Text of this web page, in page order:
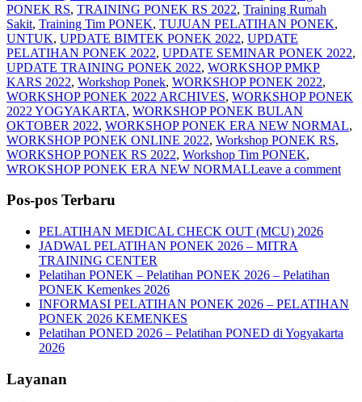
PONEK RS, TRAINING PONEK RS 2022, Training Rumah
Sakit, Training Tim PONEK, TUJUAN PELATIHAN PONEK,
UNTUK, UPDATE BIMTEK PONEK 2022, UPDATE
PELATIHAN PONEK 2022, UPDATE SEMINAR PONEK 2022,
UPDATE TRAINING PONEK 2022, WORKSHOP PMKP
KARS 2022, Workshop Ponek, WORKSHOP PONEK 2022,
WORKSHOP PONEK 2022 ARCHIVES, WORKSHOP PONEK
2022 YOGYAKARTA, WORKSHOP PONEK BULAN
OKTOBER 2022, WORKSHOP PONEK ERA NEW NORMAL,
WORKSHOP PONEK ONLINE 2022, Workshop PONEK RS,
WORKSHOP PONEK RS 2022, Workshop Tim PONEK,
WROKSHOP PONEK ERA NEW NORMALLeave a comment
Pos-pos Terbaru
PELATIHAN MEDICAL CHECK OUT (MCU) 2026
JADWAL PELATIHAN PONEK 2026 – MITRA
TRAINING CENTER
Pelatihan PONEK – Pelatihan PONEK 2026 – Pelatihan
PONEK Kemenkes 2026
INFORMASI PELATIHAN PONEK 2026 – PELATIHAN
PONEK 2026 KEMENKES
Pelatihan PONED 2026 – Pelatihan PONED di Yogyakarta
2026
Layanan